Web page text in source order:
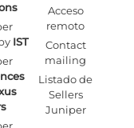
IST
Acceso
remoto
Contact
mailing
Listado de
Sellers
Juniper